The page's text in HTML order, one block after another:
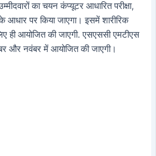
का चयन कंप्यूटर आधारित परीक्षा,
पर किया जाएगा। इसमें शारीरिक
ही आयोजित की जाएगी. एसएससी एमटीएस
और नवंबर में आयोजित की जाएगी।